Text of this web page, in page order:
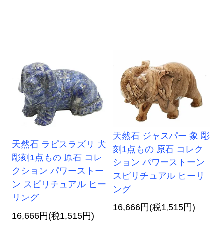
天然石 ラピスラズリ 犬
彫刻1点もの 原石 コレ
クション パワーストー
ン スピリチュアル ヒー
リング
16,666円(税1,515円)
天然石 ジャスパー 象 彫
刻1点もの 原石 コレク
ション パワーストーン
スピリチュアル ヒーリ
ング
16,666円(税1,515円)